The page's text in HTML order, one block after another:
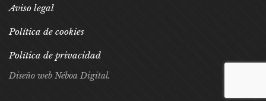
Aviso legal
Política de cookies
Política de privacidad
Diseño web Néboa Digital.